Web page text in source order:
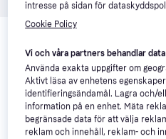
Relaterade
Vi har plockat fram ett urval av
intressera dig. Visa alla
intresse på sidan för
Cookie Policy
Vi och våra partners behandlar
Använda exakta uppgifter om
Aktivt läsa av enhetens
identifieringsändamål. Lagra och/
information på en enhet. Mäta
begränsade data för att välja
reklam och innehåll, reklam- och